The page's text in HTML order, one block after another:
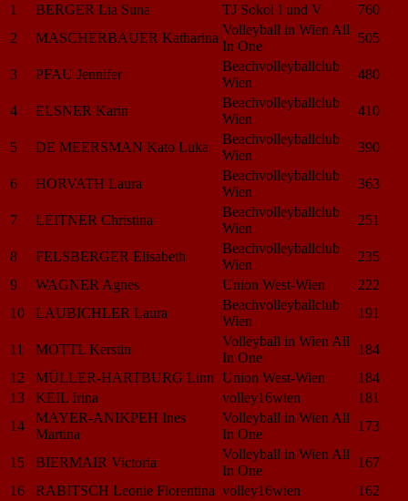
1
BERGER Lia Suna TJ Sokol I und V
760
2
MASCHERBAUER Katharina
Volleyball in Wien All
In One
505
3 PFAU Jennifer
Beachvolleyballclub
Wien
480
4 ELSNER Karin
Beachvolleyballclub
Wien
410
5 DE MEERSMAN Kato Luka
Beachvolleyballclub
Wien
390
6 HORVATH Laura
Beachvolleyballclub
Wien
363
7 LEITNER Christina
Beachvolleyballclub
Wien
251
8 FELSBERGER Elisabeth
Beachvolleyballclub
Wien
235
9
WAGNER Agnes Union West-Wien
222
10
LAUBICHLER Laura
Beachvolleyballclub
Wien
191
11 MOTTL Kerstin
Volleyball in Wien All
In One
184
12
MÜLLER-HARTBURG Linn Union West-Wien
184
13
KEIL Irina volley16wien
181
14
MAYER-ANIKPEH Ines
Martina
Volleyball in Wien All
In One
173
15 BIERMAIR Victoria
Volleyball in Wien All
In One
167
16
RABITSCH Leonie Florentina volley16wien
162